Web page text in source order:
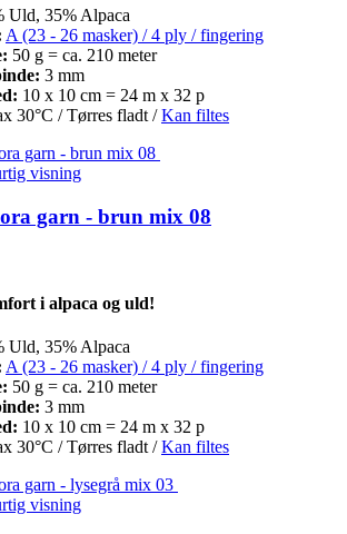
Uld, 35% Alpaca
A (23 - 26 masker) / 4 ply / fingering
50 g = ca. 210 meter
3 mm
10 x 10 cm = 24 m x 32 p
30°C / Tørres fladt /Kan filtes
visning
garn - brun mix 08
i alpaca og uld!
Uld, 35% Alpaca
A (23 - 26 masker) / 4 ply / fingering
50 g = ca. 210 meter
3 mm
10 x 10 cm = 24 m x 32 p
30°C / Tørres fladt /Kan filtes
visning